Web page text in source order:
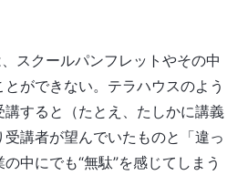
スクールパンフレットやその中
ができない。テラハウスのよう
すると（たとえ、たしかに講義
講者が望んでいたものと「違っ
中にでも“無駄”を感じてしまう